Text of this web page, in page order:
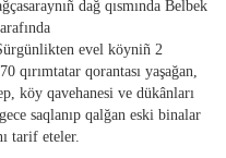
dağ qısmında Belbek
evel köyniñ 2
qırımtatar qorantası yaşağan,
köy qavehanesi ve dükânları
saqlanıp qalğan eski binalar
tarif eteler.